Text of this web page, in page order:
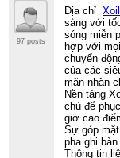
97 posts
Địa chỉ
sàng với
sóng miễn
hợp với
chuyển
của các
mãn nhãn
Nền tảng
chủ để
giờ cao
Sự góp
pha ghi
Thông tin